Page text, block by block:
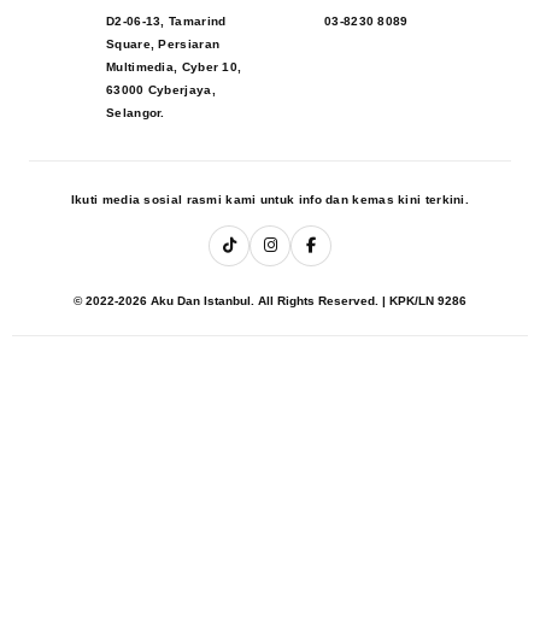
D2-06-13, Tamarind
Square, Persiaran
Multimedia, Cyber 10,
63000 Cyberjaya,
Selangor.
03-8230 8089
Ikuti media sosial rasmi kami untuk info dan kemas kini terkini.
© 2022-2026 Aku Dan Istanbul. All Rights Reserved. | KPK/LN 9286